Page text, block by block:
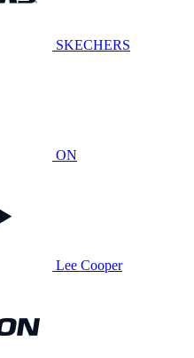
SKECHERS
ON
Lee Cooper